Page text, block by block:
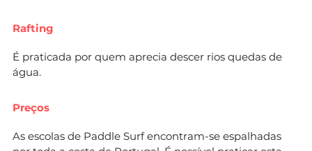
Rafting
É praticada por quem aprecia descer rios quedas de
água.
Preços
As escolas de Paddle Surf encontram-se espalhadas